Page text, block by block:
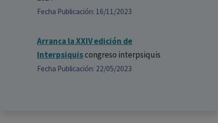
Fecha Publicación: 16/11/2023
Arranca la XXIV edición de
Interpsiquiscongreso interpsiquis
Fecha Publicación: 22/05/2023